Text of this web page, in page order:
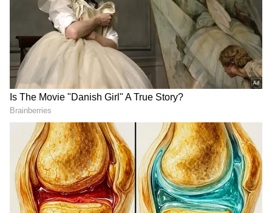
ಗಂಡ್ಮಕ್ಳು (Men) ಕಿವಿ ಚುಚ್ಚಿಕೊಳ್ಳೋದೇನು ಹೊಸ
ವಿಚಾರವಲ್ಲ. ಹಿಂದೆಲ್ಲಾ ಚಿಕ್ಕಮಕ್ಕಳಿದ್ದಾಗಲೇ ಗಂಡು-ಹೆಣ್ಣು
DOWNLOAD APP
RECOMMENDED STORIES